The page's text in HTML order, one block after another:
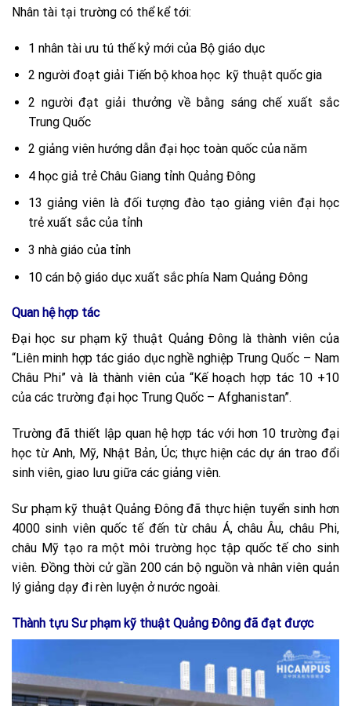
Nhân tài tại trường có thể kể tới:
1 nhân tài ưu tú thế kỷ mới của Bộ giáo dục
2 người đoạt giải Tiến bộ khoa học kỹ thuật quốc gia
2 người đạt giải thưởng về bằng sáng chế xuất sắc
Trung Quốc
2 giảng viên hướng dẫn đại học toàn quốc của năm
4 học giả trẻ Châu Giang tỉnh Quảng Đông
13 giảng viên là đối tượng đào tạo giảng viên đại học
trẻ xuất sắc của tỉnh
3 nhà giáo của tỉnh
10 cán bộ giáo dục xuất sắc phía Nam Quảng Đông
Quan hệ hợp tác
Đại học sư phạm kỹ thuật Quảng Đông là thành viên của
“Liên minh hợp tác giáo dục nghề nghiệp Trung Quốc – Nam
Châu Phi” và là thành viên của “Kế hoạch hợp tác 10 +10
của các trường đại học Trung Quốc – Afghanistan”.
Trường đã thiết lập quan hệ hợp tác với hơn 10 trường đại
học từ Anh, Mỹ, Nhật Bản, Úc; thực hiện các dự án trao đổi
sinh viên, giao lưu giữa các giảng viên.
Sư phạm kỹ thuật Quảng Đông đã thực hiện tuyển sinh hơn
4000 sinh viên quốc tế đến từ châu Á, châu Âu, châu Phi,
châu Mỹ tạo ra một môi trường học tập quốc tế cho sinh
viên. Đồng thời cử gần 200 cán bộ nguồn và nhân viên quản
lý giảng dạy đi rèn luyện ở nước ngoài.
Thành tựu Sư phạm kỹ thuật Quảng Đông đã đạt được